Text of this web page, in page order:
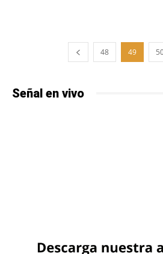
48 49
Señal en vivo